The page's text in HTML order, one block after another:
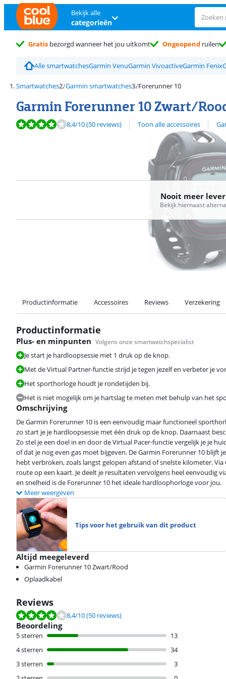
Bekijk alle
categorieën
Gratis bezorgd wanneer het jou uitkomt Ongeopend ruilen
Alle smartwatchesGarmin VenuGarmin VivoactiveGarmin Fenix
Smartwatches Garmin smartwatches Forerunner 10
Garmin Forerunner 10 Zwart/
Beoordeling is 8,4 van de 10, gebaseerd op 50 reviews.
8,4/10(50 reviews) Toon alle accessoires
Bekijk alle
Nooit meer
Bekijk hiernaast
Productinformatie Accessoires Reviews Verzekering
Productinformatie
Plus- en minpunten Volgens onze smartwatchspecialist
Je start je hardloopsessie met 1 druk op de knop.
Met de Virtual Partner-functie strijd je tegen jezelf en verbeter je
Het sporthorloge houdt je rondetijden bij.
Het is niet mogelijk om je hartslag te meten met behulp van het
Omschrijving
De Garmin Forerunner 10 is een eenvoudig maar functioneel
zo start je je hardloopsessie met één druk op de knop. Daarnaast
Zo stel je een doel in en door de Virtual Pacer-functie vergelijk je je
of dat je nog even gas moet bijgeven. De Garmin Forerunner 10
hebt verbroken, zoals langst gelopen afstand of snelste kilometer.
route op een kaart. Je deelt je resultaten vervolgens heel eenvoudig
en snelheid is de Forerunner 10 het ideale hardloophorloge voor jou.
Meer weergeven
Tips voor het gebruik van dit product
Altijd meegeleverd
Garmin Forerunner 10 Zwart/Rood
Oplaadkabel
Reviews
Beoordeling is 8,4 van de 10, gebaseerd op 50 reviews.
8,4/10(50 reviews)
Beoordeling
5 sterren
13
4 sterren
34
3 sterren
3